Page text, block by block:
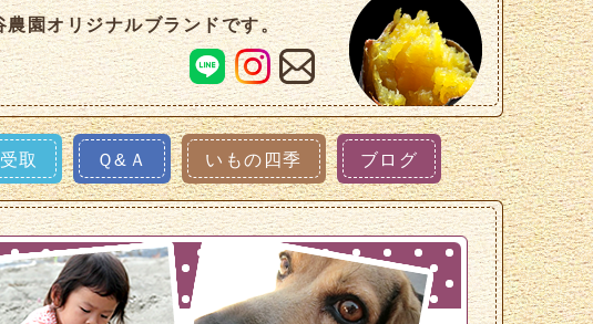
園オリジナルブランドです。
取 Ｑ&Ａ いもの四季 ブログ